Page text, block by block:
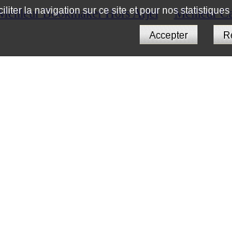
Bookmaker Hors Arjel Meilleur
la navigation sur ce site et pour nos
Accepter